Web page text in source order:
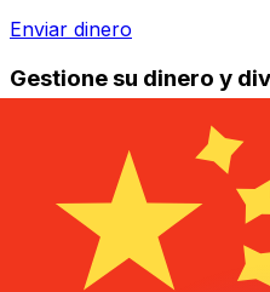
Enviar dinero
Gestione su dinero y
La aplicación Xe tiene todo
transferencias de dinero
divisas. Convierta divisas,
transfiera dinero al
¡Descárgalo hoy!